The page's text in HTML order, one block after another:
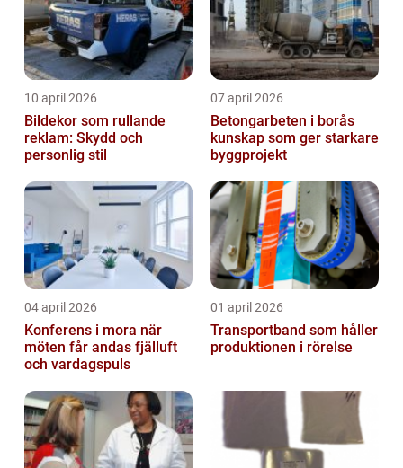
10 april 2026
Bildekor som rullande
reklam: Skydd och
personlig stil
07 april 2026
Betongarbeten i borås
kunskap som ger starkare
byggprojekt
04 april 2026
Konferens i mora när
möten får andas fjälluft
och vardagspuls
01 april 2026
Transportband som håller
produktionen i rörelse